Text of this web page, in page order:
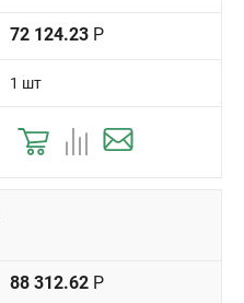
72 124.23 Р
1 шт
88 312.62 Р